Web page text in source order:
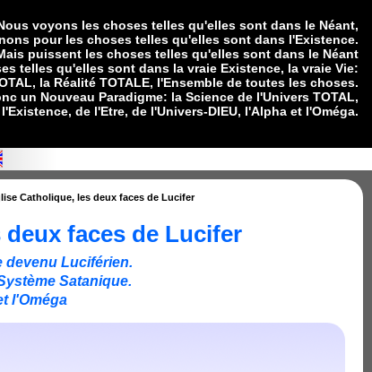
voyons les choses telles qu'elles sont dans le Néant,
pour les choses telles qu'elles sont dans l'Existence.
puissent les choses telles qu'elles sont dans le Néant
telles qu'elles sont dans la vraie Existence, la vraie Vie:
la Réalité TOTALE, l'Ensemble de toutes les choses.
un Nouveau Paradigme: la Science de l'Univers TOTAL,
de l'Etre, de l'Univers-DIEU, l'Alpha et l'Oméga.
Catholique, les deux faces de Lucifer
faces de Lucifer
devenu Luciférien.
Satanique.
l'Oméga